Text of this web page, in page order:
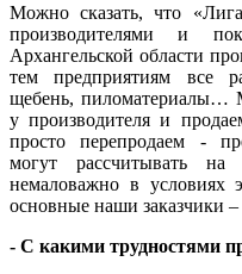
Можно сказать, что
производителями и
Архангельской области
тем предприятиям все
щебень,
у производителя и
просто перепродаем -
могут рассчитывать на
немаловажно в условиях
основные наши заказчики
- С какими трудностями